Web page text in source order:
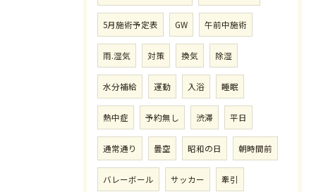
5月施術予定表 GW 午前中施術
雨.湿気 対策 換気 除湿
水分補給 運動 入浴 睡眠
熱中症 予約無し 渋滞 平日
通常通り 曇空 昭和の日 朝時間前
バレーボール サッカー 牽引